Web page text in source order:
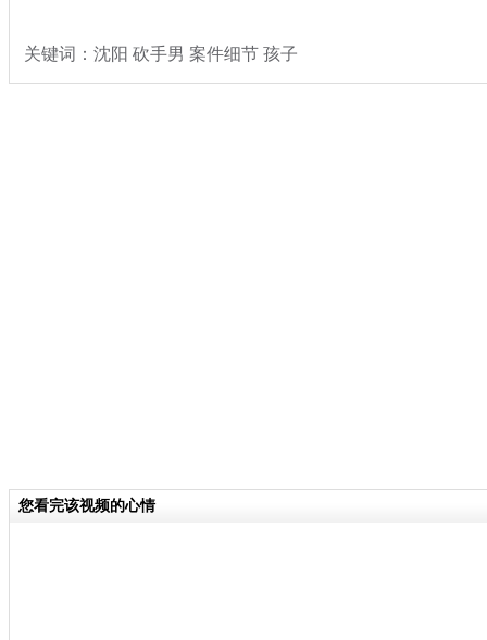
关键词：沈阳 砍手男 案件细节 孩子
您看完该视频的心情